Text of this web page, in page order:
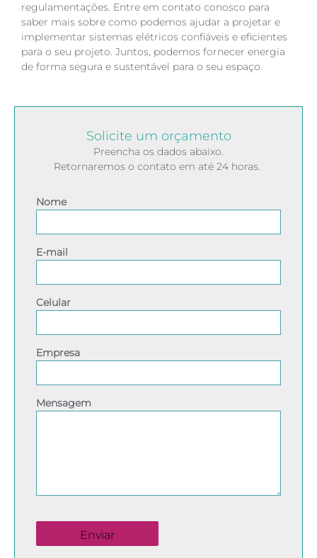
regulamentações. Entre em contato conosco para
saber mais sobre como podemos ajudar a projetar e
implementar sistemas elétricos confiáveis e eficientes
para o seu projeto. Juntos, podemos fornecer energia
de forma segura e sustentável para o seu espaço.
Solicite um orçamento
Preencha os dados abaixo.
Retornaremos o contato em até 24 horas.
Nome
E-mail
Celular
Empresa
Mensagem